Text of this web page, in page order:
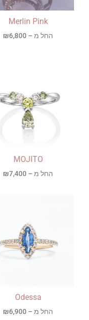
Merlin Pink
החל מ – ₪6,800
MOJITO
החל מ – ₪7,400
Odessa
החל מ – ₪6,900